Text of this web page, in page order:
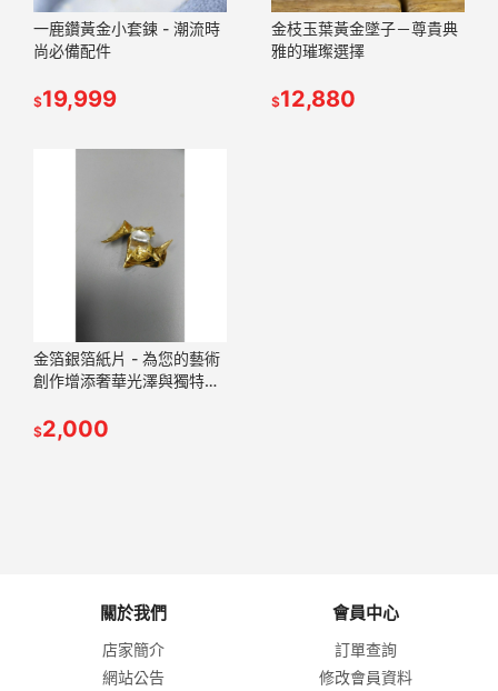
一鹿鑽黃金小套鍊 - 潮流時
尚必備配件
$19,999
金枝玉葉黃金墜子－尊貴典
雅的璀璨選擇
$12,880
金箔銀箔紙片 - 為您的藝術
創作增添奢華光澤與獨特質
$2,000
關於我們
店家簡介
網站公告
會員中心
訂單查詢
修改會員資料